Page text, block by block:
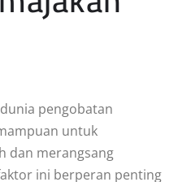
pengobatan
untuk
dan merangsang
ini berperan penting